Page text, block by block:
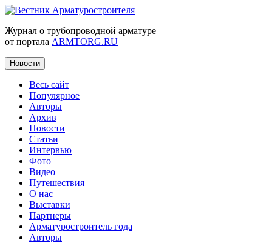
Журнал о трубопроводной арматуре
от портала ARMTORG.RU
Новости
Весь сайт
Популярное
Авторы
Архив
Новости
Статьи
Интервью
Фото
Видео
Путешествия
О нас
Выставки
Партнеры
Арматуростроитель года
Авторы